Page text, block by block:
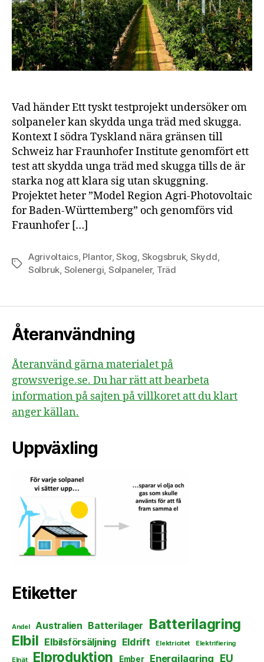
Vad händer Ett tyskt testprojekt undersöker om
solpaneler kan skydda unga träd med skugga.
Kontext I södra Tyskland nära gränsen till
Schweiz har Fraunhofer Institute genomfört ett
test att skydda unga träd med skugga tills de är
starka nog att klara sig utan skuggning.
Projektet heter ”Model Region Agri-Photovoltaic
for Baden-Württemberg” och genomförs vid
Fraunhofer […]
Etiketter
Agrivoltaics, Plantor,Skog, Skogsbruk, Skydd,
Solbruk, Solenergi, Solpaneler, Träd
Återanvändning
Återanvänd gärna materialet på
growsverige.se. Du har rätt att bearbeta
information på sajten på villkoret att du klart
anger källan.
Uppväxling
Etiketter
Andel Australien Batterilager Batterilagring
Elbil Elbilsförsäljning Eldrift Elektricitet Elektrifiering
Elnät Elproduktion Ember Energilagring EU